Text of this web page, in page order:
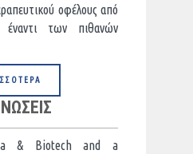
οφέλους από
των πιθανών
& Biotech and a